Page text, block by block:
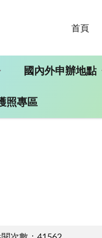
首頁
國內外申辦地點
照專區